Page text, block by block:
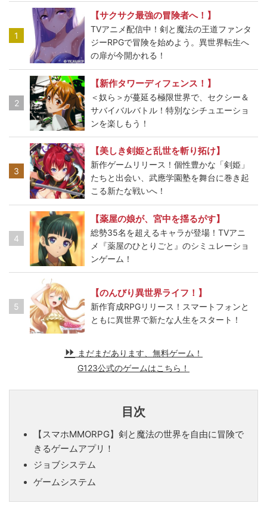
1
【サクサク最強の冒険者へ！】
TVアニメ配信中！剣と魔法の王道ファンタ
ジーRPGで冒険を始めよう。異世界転生へ
の扉が今開かれる！
2
【新作タワーディフェンス！】
＜奴ら＞が蔓延る極限世界で、セクシー＆
サバイバルバトル！特別なシチュエーショ
ンを楽しもう！
3
【美しき剣姫と乱世を斬り拓け】
新作ゲームリリース！個性豊かな「剣姫」
たちと出会い、武應学園塾を舞台に巻き起
こる新たな戦いへ！
4
【薬屋の娘が、宮中を揺るがす】
総勢35名を超えるキャラが登場！TVアニ
メ『薬屋のひとりごと』のシミュレーショ
ンゲーム！
5
【のんびり異世界ライフ！】
新作育成RPGリリース！スマートフォンと
ともに異世界で新たな人生をスタート！
まだまだあります、無料ゲーム！
G123公式のゲームはこちら！
目次
【スマホMMORPG】剣と魔法の世界を自由に冒険で
きるゲームアプリ！
ジョブシステム
ゲームシステム